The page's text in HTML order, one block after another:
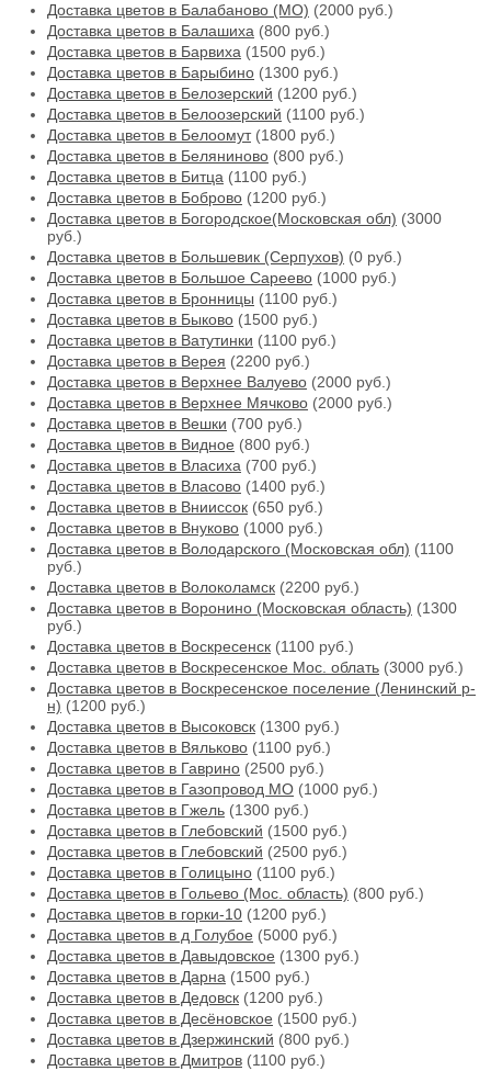
Доставка цветов в Балабаново (МО) (2000 руб.)
Доставка цветов в Балашиха (800 руб.)
Доставка цветов в Барвиха (1500 руб.)
Доставка цветов в Барыбино (1300 руб.)
Доставка цветов в Белозерский (1200 руб.)
Доставка цветов в Белоозерский (1100 руб.)
Доставка цветов в Белоомут(1800 руб.)
Доставка цветов в Беляниново (800 руб.)
Доставка цветов в Битца (1100 руб.)
Доставка цветов в Боброво (1200 руб.)
Доставка цветов в Богородское(Московская обл) (3000
руб.)
Доставка цветов в Большевик (Серпухов) (0 руб.)
Доставка цветов в Большое Сареево (1000 руб.)
Доставка цветов в Бронницы (1100 руб.)
Доставка цветов в Быково (1500 руб.)
Доставка цветов в Ватутинки (1100 руб.)
Доставка цветов в Верея (2200 руб.)
Доставка цветов в Верхнее Валуево (2000 руб.)
Доставка цветов в Верхнее Мячково (2000 руб.)
Доставка цветов в Вешки (700 руб.)
Доставка цветов в Видное (800 руб.)
Доставка цветов в Власиха (700 руб.)
Доставка цветов в Власово (1400 руб.)
Доставка цветов в Внииссок (650 руб.)
Доставка цветов в Внуково (1000 руб.)
Доставка цветов в Володарского (Московская обл) (1100
руб.)
Доставка цветов в Волоколамск (2200 руб.)
Доставка цветов в Воронино (Московская область) (1300
руб.)
Доставка цветов в Воскресенск (1100 руб.)
Доставка цветов в Воскресенское Мос. облать (3000 руб.)
Доставка цветов в Воскресенское поселение (Ленинский р-
н) (1200 руб.)
Доставка цветов в Высоковск (1300 руб.)
Доставка цветов в Вяльково (1100 руб.)
Доставка цветов в Гаврино (2500 руб.)
Доставка цветов в Газопровод МО (1000 руб.)
Доставка цветов в Гжель (1300 руб.)
Доставка цветов в Глебовский (1500 руб.)
Доставка цветов в Глебовский (2500 руб.)
Доставка цветов в Голицыно (1100 руб.)
Доставка цветов в Гольево (Мос. область) (800 руб.)
Доставка цветов в горки-10 (1200 руб.)
Доставка цветов в д Голубое (5000 руб.)
Доставка цветов в Давыдовское (1300 руб.)
Доставка цветов в Дарна (1500 руб.)
Доставка цветов в Дедовск (1200 руб.)
Доставка цветов в Десёновское (1500 руб.)
Доставка цветов в Дзержинский (800 руб.)
Доставка цветов в Дмитров (1100 руб.)